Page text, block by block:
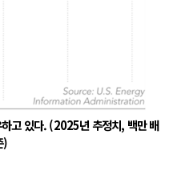
고 있다. (2025년 추정치, 백만 배
)